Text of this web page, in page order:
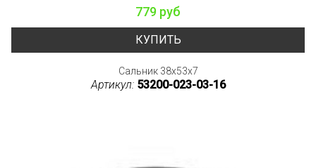
779 руб
КУПИТЬ
Сальник 38x53x7
Артикул: 53200-023-03-16